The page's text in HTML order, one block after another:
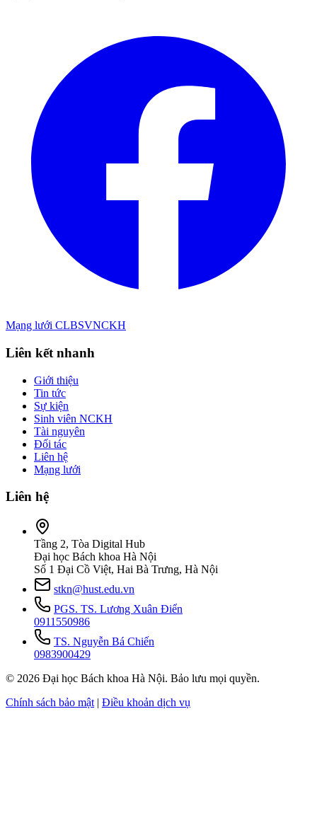
Mạng lưới CLBSVNCKH
Liên kết nhanh
Giới thiệu
Tin tức
Sự kiện
Sinh viên NCKH
Tài nguyên
Đối tác
Liên hệ
Mạng lưới
Liên hệ
Tầng 2, Tòa Digital Hub
Đại học Bách khoa Hà Nội
Số 1 Đại Cồ Việt, Hai Bà Trưng, Hà Nội
stkn@hust.edu.vn
PGS. TS. Lương Xuân Điển
0911550986
TS. Nguyễn Bá Chiến
0983900429
© 2026 Đại học Bách khoa Hà Nội. Bảo lưu mọi quyền.
Chính sách bảo mật | Điều khoản dịch vụ